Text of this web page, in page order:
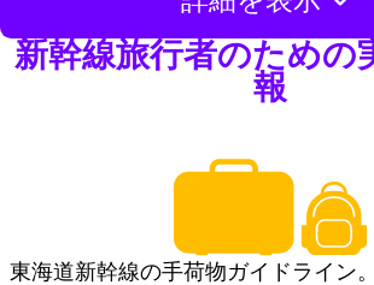
新幹線旅行者のための
報
東海道新幹線の手荷物ガイドライン